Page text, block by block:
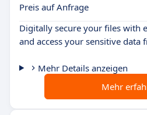
Preis auf Anfrage
Digitally secure your files with
and access your sensitive data
Mehr Details anzeigen
Mehr